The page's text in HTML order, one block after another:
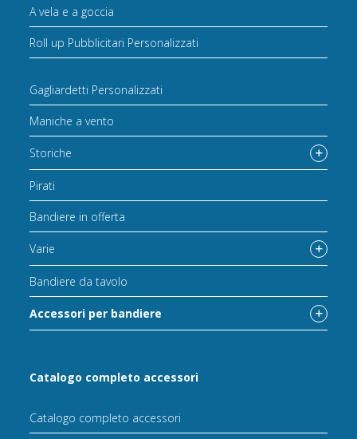
A vela e a goccia
Roll up Pubblicitari Personalizzati
Gagliardetti Personalizzati
Maniche a vento
Storiche
Pirati
Bandiere in offerta
Varie
Bandiere da tavolo
Accessori per bandiere
Catalogo completo accessori
Catalogo completo accessori